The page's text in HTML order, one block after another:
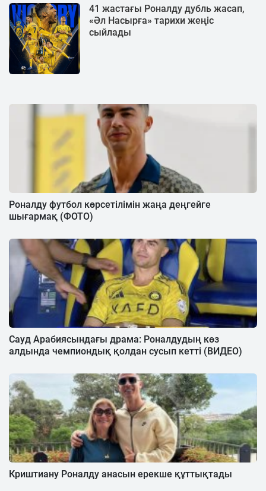
41 жастағы Роналду дубль жасап,
«Әл Насырға» тарихи жеңіс
сыйлады
Роналду футбол көрсетілімін жаңа деңгейге
шығармақ (ФОТО)
Сауд Арабиясындағы драма: Роналдудың көз
алдында чемпиондық қолдан сусып кетті (ВИДЕО)
Криштиану Роналду анасын ерекше құттықтады